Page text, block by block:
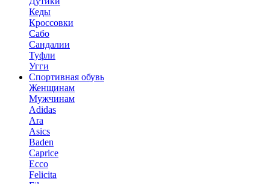
Кеды
Кроссовки
Сабо
Сандалии
Туфли
Угги
Спортивная обувь
Женщинам
Мужчинам
Adidas
Ara
Asics
Baden
Caprice
Ecco
Felicita